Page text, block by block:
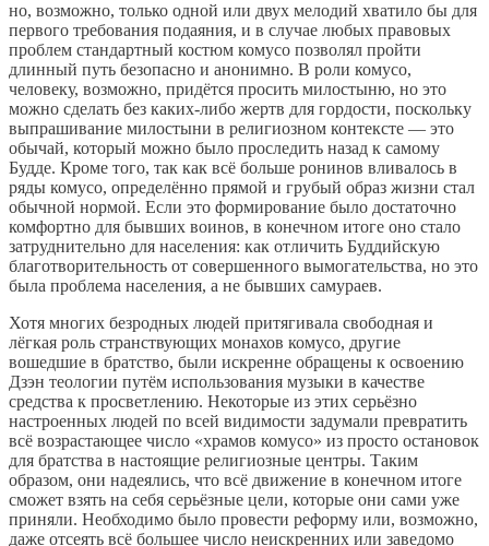
но, возможно, только одной или двух мелодий хватило бы для
первого требования подаяния, и в случае любых правовых
проблем стандартный костюм комусо позволял пройти
длинный путь безопасно и анонимно. В роли комусо,
человеку, возможно, придётся просить милостыню, но это
можно сделать без каких-либо жертв для гордости, поскольку
выпрашивание милостыни в религиозном контексте — это
обычай, который можно было проследить назад к самому
Будде. Кроме того, так как всё больше ронинов вливалось в
ряды комусо, определённо прямой и грубый образ жизни стал
обычной нормой. Если это формирование было достаточно
комфортно для бывших воинов, в конечном итоге оно стало
затруднительно для населения: как отличить Буддийскую
благотворительность от совершенного вымогательства, но это
была проблема населения, а не бывших самураев.
Хотя многих безродных людей притягивала свободная и
лёгкая роль странствующих монахов комусо, другие
вошедшие в братство, были искренне обращены к освоению
Дзэн теологии путём использования музыки в качестве
средства к просветлению. Некоторые из этих серьёзно
настроенных людей по всей видимости задумали превратить
всё возрастающее число «храмов комусо» из просто остановок
для братства в настоящие религиозные центры. Таким
образом, они надеялись, что всё движение в конечном итоге
сможет взять на себя серьёзные цели, которые они сами уже
приняли. Необходимо было провести реформу или, возможно,
даже отсеять всё большее число неискренних или заведомо